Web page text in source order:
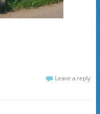
Leave a reply